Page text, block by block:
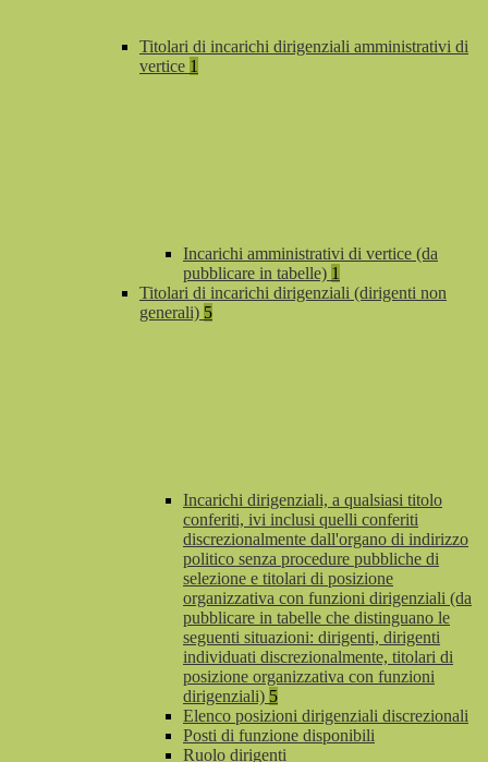
Titolari di incarichi dirigenziali amministrativi di
vertice 1
Incarichi amministrativi di vertice (da
pubblicare in tabelle) 1
Titolari di incarichi dirigenziali (dirigenti non
generali) 5
Incarichi dirigenziali, a qualsiasi titolo
conferiti, ivi inclusi quelli conferiti
discrezionalmente dall'organo di indirizzo
politico senza procedure pubbliche di
selezione e titolari di posizione
organizzativa con funzioni dirigenziali (da
pubblicare in tabelle che distinguano le
seguenti situazioni: dirigenti, dirigenti
individuati discrezionalmente, titolari di
posizione organizzativa con funzioni
dirigenziali) 5
Elenco posizioni dirigenziali discrezionali
Posti di funzione disponibili
Ruolo dirigenti